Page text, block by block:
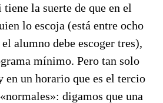
la suerte de que en el
lo escoja (está entre ocho
alumno debe escoger tres),
mínimo. Pero tan solo
en un horario que es el tercio
digamos que una